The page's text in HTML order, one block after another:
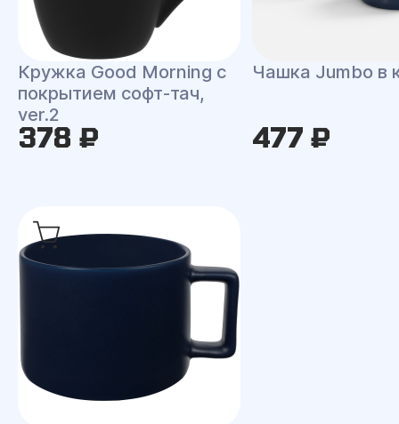
Кружка Good Morning с
покрытием софт-тач,
ver.2
378 ₽
Чашка Jumbo в
477 ₽